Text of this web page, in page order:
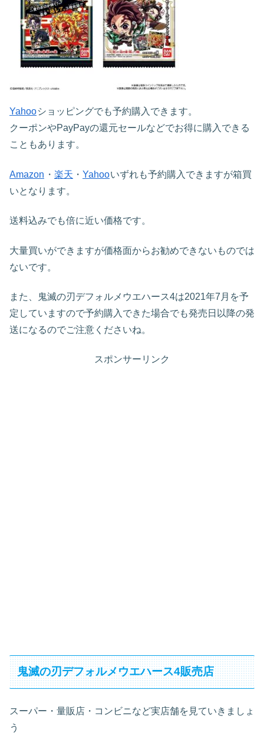
Yahooショッピングでも予約購入できます。
クーポンやPayPayの還元セールなどでお得に購入できる
こともあります。
Amazon ・ 楽天 ・ Yahooいずれも予約購入できますが箱買
いとなります。
送料込みでも倍に近い価格です。
大量買いができますが価格面からお勧めできないものでは
ないです。
また、鬼滅の刃デフォルメウエハース4は2021年7月を予
定していますので予約購入できた場合でも発売日以降の発
送になるのでご注意くださいね。
スポンサーリンク
鬼滅の刃デフォルメウエハース4販売店
スーパー・量販店・コンビニなど実店舗を見ていきましょ
う